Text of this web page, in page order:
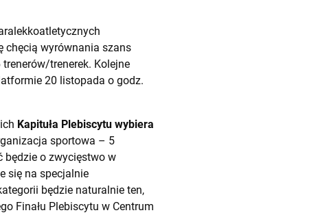
chęcią wyrównania szans
trenerek. Kolejne
20 listopada o godz.
Kapituła Plebiscytu wybiera
sportowa – 5
będzie o zwycięstwo w
się na specjalnie
będzie naturalnie ten,
Finału Plebiscytu w Centrum